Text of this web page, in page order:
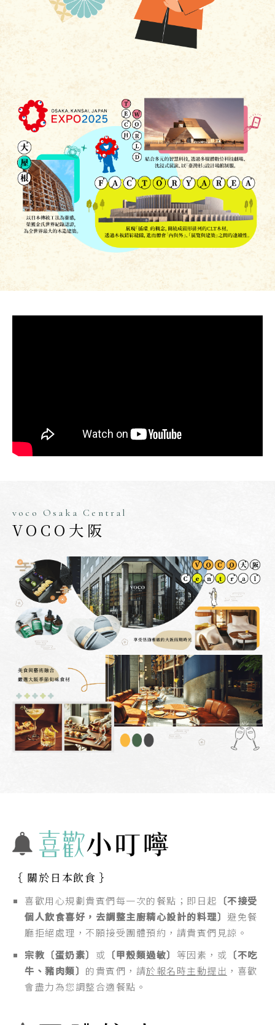
voco Osaka Central
VOCO大阪
｛ 關於日本飲食 ｝
喜歡用心規劃貴賓們每一次的餐點；即日起 〔不接受
個人飲食喜好，去調整主廚精心設計的料理〕 避免餐
廳拒絕處理，不願接受團體預約，請貴賓們見諒。
宗教〔蛋奶素〕 或 〔甲殼類過敏〕 等因素，或 〔不吃
牛、豬肉類〕 的貴賓們，請於報名時主動提出 ，喜歡
會盡力為您調整合適餐點。